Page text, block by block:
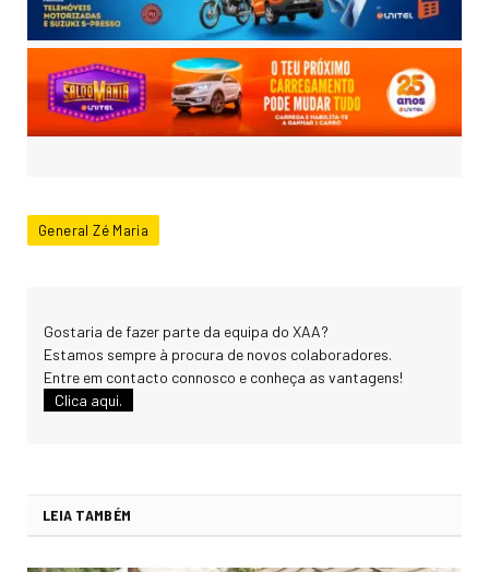
General Zé Maria
Gostaria de fazer parte da equipa do XAA?
Estamos sempre à procura de novos colaboradores.
Entre em contacto connosco e conheça as vantagens!
Clica aqui.
LEIA TAMBÉM